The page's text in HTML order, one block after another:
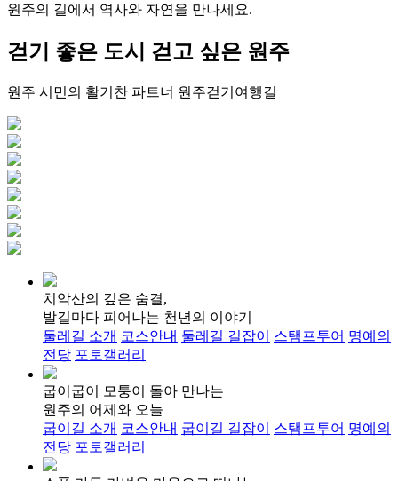
원주의 길에서 역사와 자연을 만나세요.
걷기 좋은 도시 걷고 싶은 원주
원주 시민의 활기찬 파트너 원주걷기여행길
치악산의 깊은 숨결,
발길마다 피어나는 천년의 이야기
둘레길 소개 코스안내 둘레길 길잡이 스탬프투어 명예의
전당 포토갤러리
굽이굽이 모퉁이 돌아 만나는
원주의 어제와 오늘
굽이길 소개 코스안내 굽이길 길잡이 스탬프투어 명예의
전당 포토갤러리